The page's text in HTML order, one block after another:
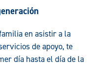
en asistir a la
de apoyo, te
día hasta el día de la